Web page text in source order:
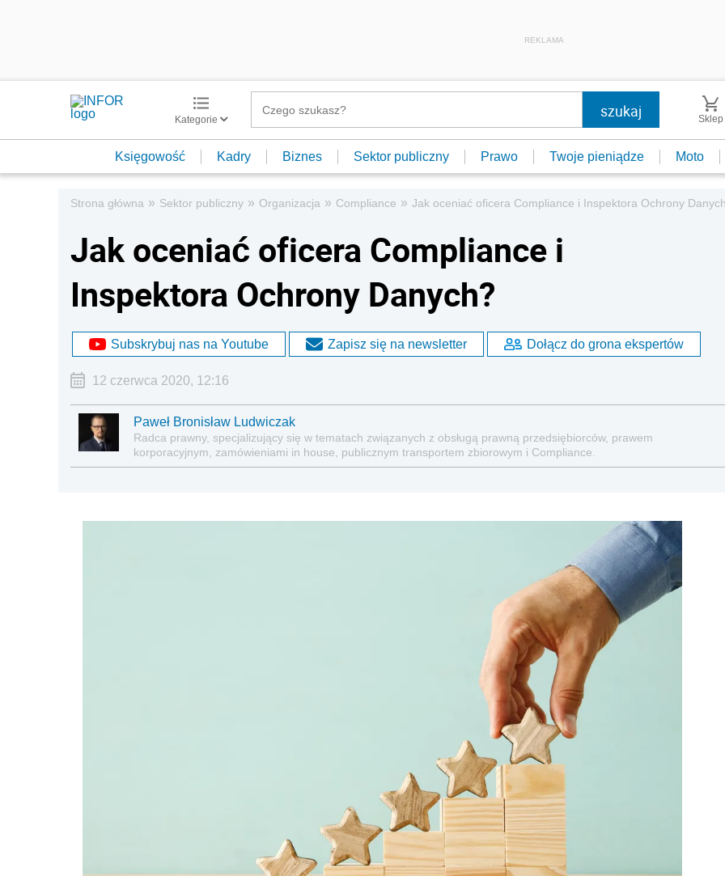
REKLAMA
Kategorie Sklep
Księgowość Kadry Biznes Sektor publiczny Prawo Twoje pieniądze Moto
Strona główna » Sektor publiczny » Organizacja » Compliance » Jak oceniać oficera Compliance i Inspektora Ochrony
Jak oceniać oficera Compliance i
Inspektora Ochrony Danych?
Subskrybuj nas na Youtube Zapisz się na newsletter Dołącz do grona ekspertów
12 czerwca 2020, 12:16
Paweł Bronisław Ludwiczak
Radca prawny, specjalizujący się w tematach związanych z obsługą prawną przedsiębiorców, prawem
korporacyjnym, zamówieniami in house, publicznym transportem zbiorowym i Compliance.